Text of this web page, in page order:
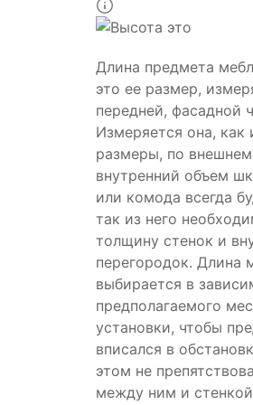
Длина предмета
это ее размер,
передней, фасадной
Измеряется она, как
размеры, по
внутренний объем
или комода всегда
так из него
толщину стенок и
перегородок. Длина
выбирается в
предполагаемого
установки, чтобы
вписался в
этом не
между ним и